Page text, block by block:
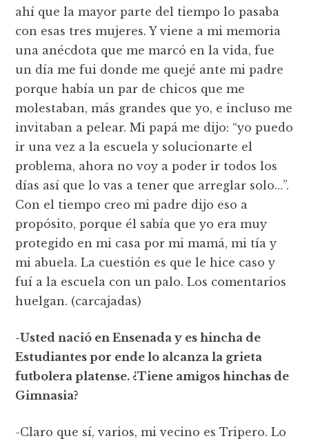
ahí que la mayor parte del tiempo lo pasaba
con esas tres mujeres. Y viene a mi memoria
una anécdota que me marcó en la vida, fue
un día me fui donde me quejé ante mi padre
porque había un par de chicos que me
molestaban, más grandes que yo, e incluso me
invitaban a pelear. Mi papá me dijo: “yo puedo
ir una vez a la escuela y solucionarte el
problema, ahora no voy a poder ir todos los
días así que lo vas a tener que arreglar solo…”.
Con el tiempo creo mi padre dijo eso a
propósito, porque él sabía que yo era muy
protegido en mi casa por mi mamá, mi tía y
mi abuela. La cuestión es que le hice caso y
fuí a la escuela con un palo. Los comentarios
huelgan. (carcajadas)
-Usted nació en Ensenada y es hincha de
Estudiantes por ende lo alcanza la grieta
futbolera platense. ¿Tiene amigos hinchas de
Gimnasia?
-Claro que sí, varios, mi vecino es Tripero. Lo